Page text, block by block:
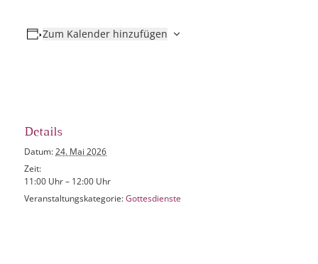
Zum Kalender hinzufügen
Details
Datum: 24. Mai 2026
Zeit:
11:00 Uhr – 12:00 Uhr
Veranstaltungskategorie: Gottesdienste